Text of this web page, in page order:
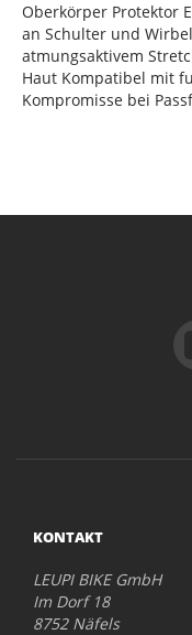
Oberkörper Protektor
an Schulter und
atmungsaktivem
Haut Kompatibel mit
Kompromisse bei
KONTAKT
LEUPI BIKE GmbH
Im Dorf 18
8752 Näfels